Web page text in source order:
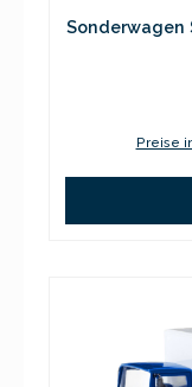
Sonderwagen
Preise